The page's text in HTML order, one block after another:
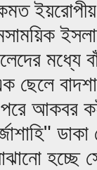
মধ্যে
ছেলে
আকবর
হচ্ছে